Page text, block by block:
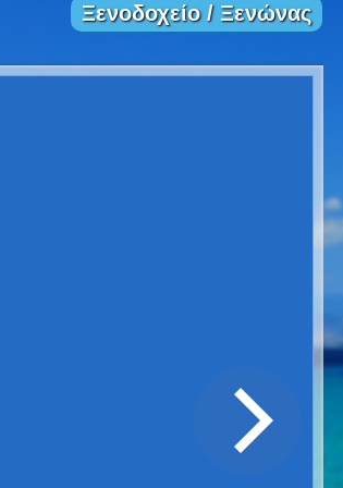
Ξενοδοχείο / Ξενώνας